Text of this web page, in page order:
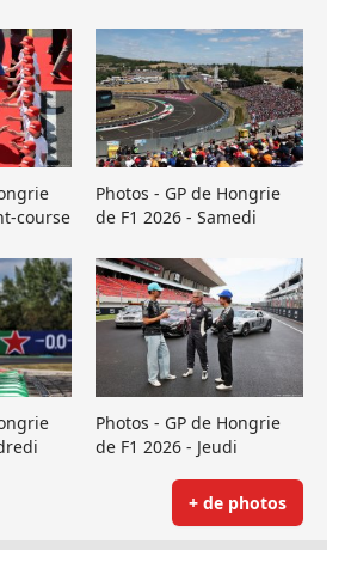
course
Photos - GP de Hongrie
de F1 2026 - Samedi
Photos - GP de Hongrie
de F1 2026 - Jeudi
+ de photos